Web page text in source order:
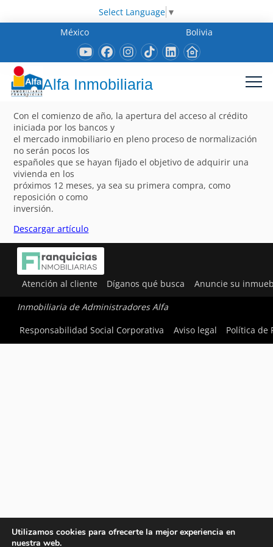
Select Language ▼
México
Bolivia
Alfa Inmobiliaria
Con el comienzo de año, la apertura del acceso al crédito
iniciada por los bancos y
el mercado inmobiliario en pleno proceso de normalización
no serán pocos los
españoles que se hayan fijado el objetivo de adquirir una
vivienda en los
próximos 12 meses, ya sea su primera compra, como
reposición o como
inversión.
Descargar artículo
Atención al cliente Díganos qué busca Anuncie su
Inmobiliaria de Administradores Alfa
Responsabilidad Social Corporativa
Aviso legal Política de
Utilizamos cookies para ofrecerte la mejor experiencia en
nuestra web.